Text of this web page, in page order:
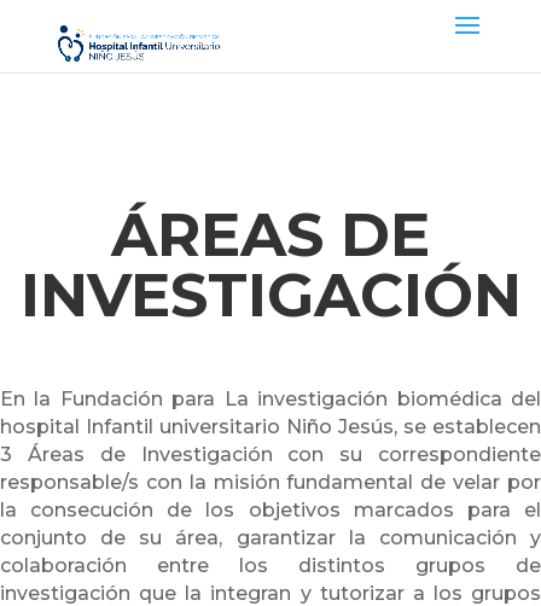
ÁREAS DE
INVESTIGACIÓN
En la Fundación para La investigación biomédica del
hospital Infantil universitario Niño Jesús, se establecen
3 Áreas de Investigación con su correspondiente
responsable/s con la misión fundamental de velar por
la consecución de los objetivos marcados para el
conjunto de su área, garantizar la comunicación y
colaboración entre los distintos grupos de
investigación que la integran y tutorizar a los grupos